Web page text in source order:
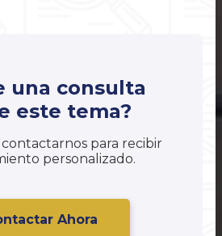
una consulta
este tema?
para recibir
personalizado.
Ahora